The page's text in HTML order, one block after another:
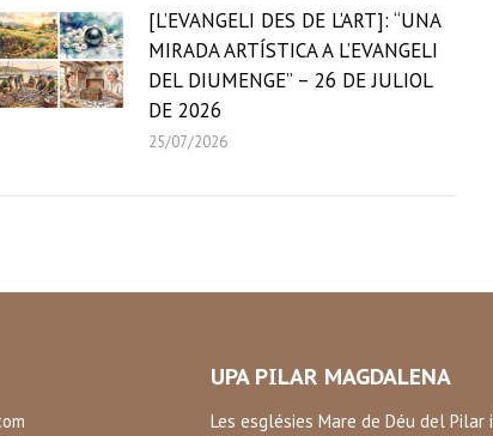
[L’EVANGELI DES DE L’ART]: “UNA
MIRADA ARTÍSTICA A L’EVANGELI
DEL DIUMENGE” – 26 DE JULIOL
DE 2026
25/07/2026
UPA PILAR MAGDALENA
Les esglésies Mare de Déu del Pilar i